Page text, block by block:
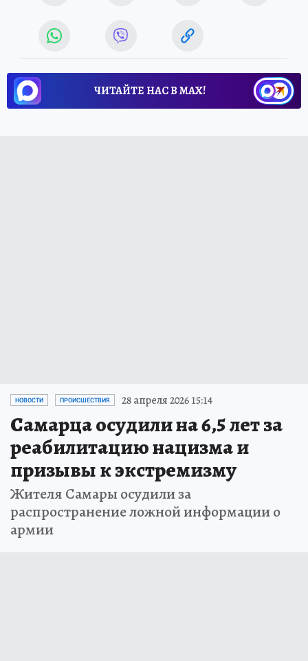
ЧИТАЙТЕ НАС В МАХ!
НОВОСТИ ПРОИСШЕСТВИЯ 28 апреля 2026 15:14
Самарца осудили на 6,5 лет за
реабилитацию нацизма и
призывы к экстремизму
Жителя Самары осудили за
распространение ложной информации о
армии